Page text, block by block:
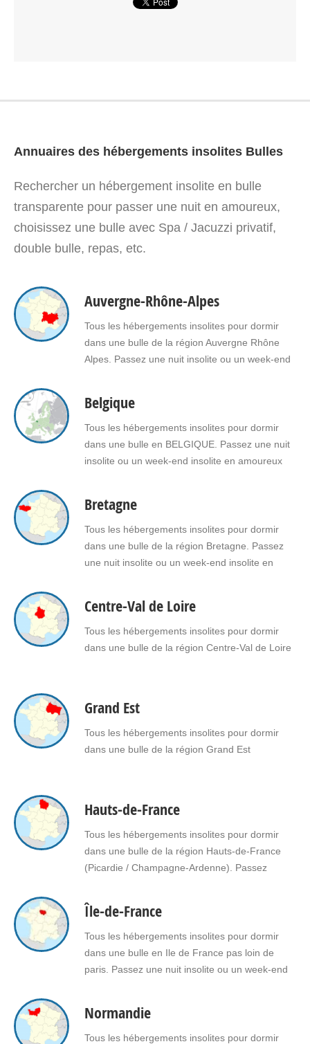
Annuaires des hébergements insolites Bulles
Rechercher un hébergement insolite en bulle
transparente pour passer une nuit en amoureux,
choisissez une bulle avec Spa / Jacuzzi privatif,
double bulle, repas, etc.
Auvergne-Rhône-Alpes
Tous les hébergements insolites pour dormir
dans une bulle de la région Auvergne Rhône
Alpes. Passez une nuit insolite ou un week-end
séjour insolite avec jacuzzi, spa, sauna dans
une bulle en Auvergne Rhône Alpes pour vous
ou pour…
Belgique
Tous les hébergements insolites pour dormir
dans une bulle en BELGIQUE. Passez une nuit
insolite ou un week-end insolite en amoureux
une bulle en Belgique pour vous ou pour offrir
un cadeau insolite à vos proches.
Bretagne
Tous les hébergements insolites pour dormir
dans une bulle de la région Bretagne. Passez
une nuit insolite ou un week-end insolite en
sauna dans une bulle en Bretagne pour vous ou
pour offrir un cadeau insolite à…
Centre-Val de Loire
Tous les hébergements insolites pour dormir
dans une bulle de la région Centre-Val de Loire
Grand Est
Tous les hébergements insolites pour dormir
dans une bulle de la région Grand Est
Hauts-de-France
Tous les hébergements insolites pour dormir
dans une bulle de la région Hauts-de-France
(Picardie / Champagne-Ardenne). Passez
amoureux dans une bulle en Hauts-de-France.
Faites le choix d'un séjour insolite avec jacuzzi,
spa, sauna dans une bulle en Hauts-de-
France pour vous ou pour offrir un cadeau
insolite…
Île-de-France
Tous les hébergements insolites pour dormir
dans une bulle en Ile de France pas loin de
paris. Passez une nuit insolite ou un week-end
jacuzzi, spa, sauna dans une bulle en Ile de
France pour vous ou pour offrir un…
Normandie
Tous les hébergements insolites pour dormir